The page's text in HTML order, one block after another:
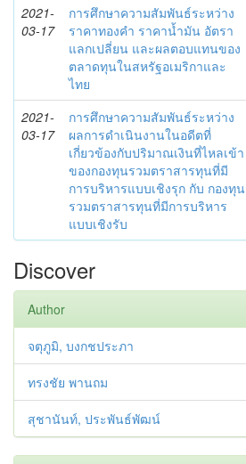
2021-
03-17
การศึกษาความสัมพันธ์ระหว่าง
ราคาทองคำ ราคาน้ำมัน อัตรา
แลกเปลี่ยน และผลตอบแทนของ
ตลาดทุนในสหรัฐอเมริกาและ
ไทย
2021-
03-17
การศึกษาความสัมพันธ์ระหว่าง
ผลการดำเนินงานในอดีตที่
เกี่ยวข้องกับปริมาณเงินที่ไหลเข้า
ของกองทุนรวมตราสารทุนที่มี
การบริหารแบบเชิงรุก กับ กองทุน
รวมตราสารทุนที่มีการบริหาร
แบบเชิงรับ
Discover
Author
จตุภูมิ, บงกชประภา
ทรงชัย พานถม
สุชานันท์, ประพันธ์พัฒน์